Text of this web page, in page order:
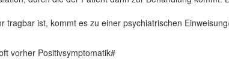
ist, kommt es zu einer psychiatrischen
vorher Positivsymptomatik#